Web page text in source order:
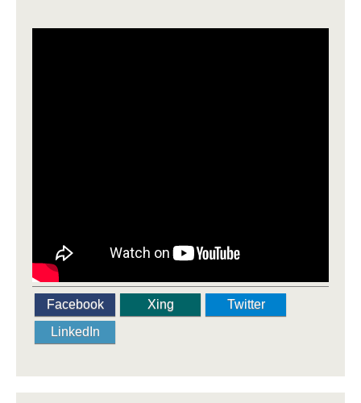
Facebook Xing
Twitter
LinkedIn